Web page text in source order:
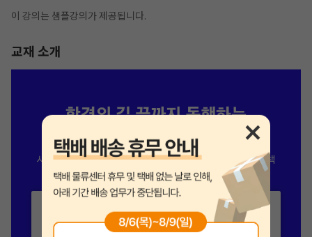
이 강의는 샘플강의가 제공됩니다.
교재 소개